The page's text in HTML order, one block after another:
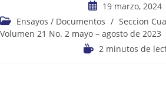
19 marzo, 2024
Ensayos / Documentos / Seccion
Volumen 21 No. 2 mayo – agosto de 2023
2 minutos de